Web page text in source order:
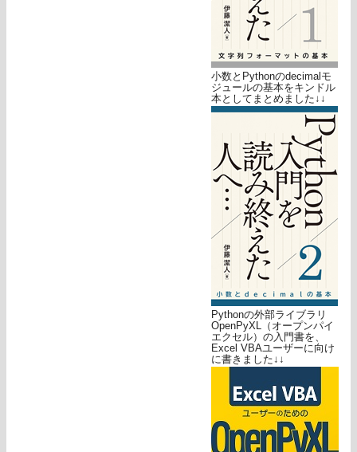
小数とPythonのdecimalモ
ジュールの基本をキンドル
本としてまとめました↓↓
Pythonの外部ライブラリ
OpenPyXL（オープンパイ
エクセル）の入門書を、
Excel VBAユーザーに向け
に書きました↓↓